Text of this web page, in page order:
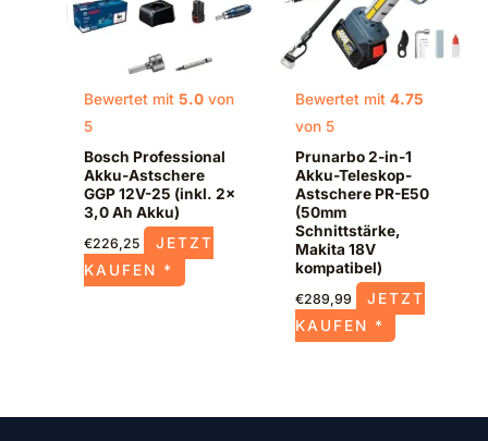
Bewertet mit5.0 von
5
Bosch Professional
Akku-Astschere
GGP 12V-25 (inkl. 2x
3,0 Ah Akku)
€226,25
JETZT
KAUFEN *
Bewertet mit 4.75
von 5
Prunarbo 2-in-1
Akku-Teleskop-
Astschere PR-E50
(50mm
Schnittstärke,
Makita 18V
kompatibel)
€289,99
JETZT
KAUFEN *